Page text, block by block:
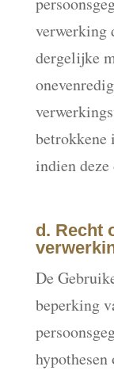
verwerking
dergelijke
betrokkene
indien
d. Recht
De
beperking